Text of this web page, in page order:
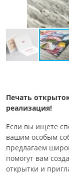
Печать
реализация!
Если вы ищете
вашим особым
предлагаем
помогут вам
открытки и